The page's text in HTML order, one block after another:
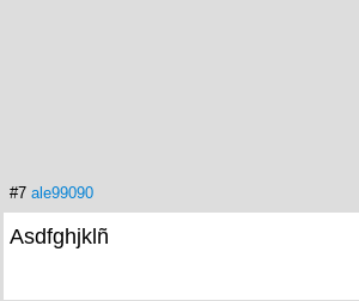
#7 ale99090
Asdfghjklñ